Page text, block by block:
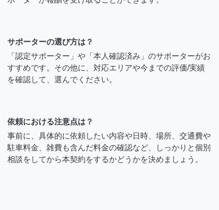
サポーターの選び方は？
「認定サポーター」や「本人確認済み」のサポーターがお
すすめです。その他に、対応エリアや今までの評価/実績
を確認して、選んでください。
依頼における注意点は？
事前に、具体的に依頼したい内容や日時、場所、交通費や
駐車料金、雑費も含んだ料金の確認など、しっかりと個別
相談をしてから本契約をするかどうかを決めましょう。